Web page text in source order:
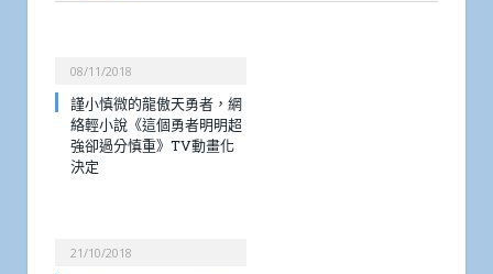
08/11/2018
謹小慎微的龍傲天勇者，網
絡輕小說《這個勇者明明超
強卻過分慎重》TV動畫化
決定
21/10/2018